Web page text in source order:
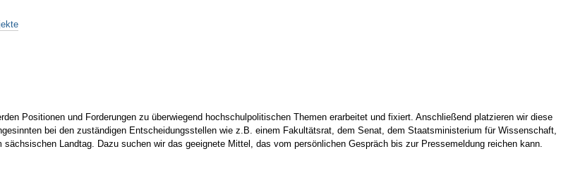
Positionen und Forderungen zu überwiegend hochschulpolitischen Themen erarbeitet und fixiert. Anschließend platzieren wir diese
bei den zuständigen Entscheidungsstellen wie z.B. einem Fakultätsrat, dem Senat, dem Staatsministerium für Wissenschaft,
sächsischen Landtag. Dazu suchen wir das geeignete Mittel, das vom persönlichen Gespräch bis zur Pressemeldung reichen kann.